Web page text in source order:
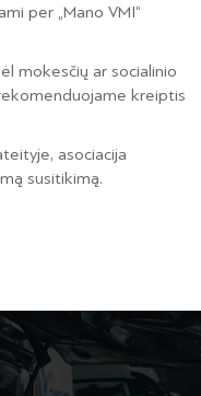
per „Mano VMI“
mokesčių ar socialinio
kreiptis
asociacija
susitikimą.